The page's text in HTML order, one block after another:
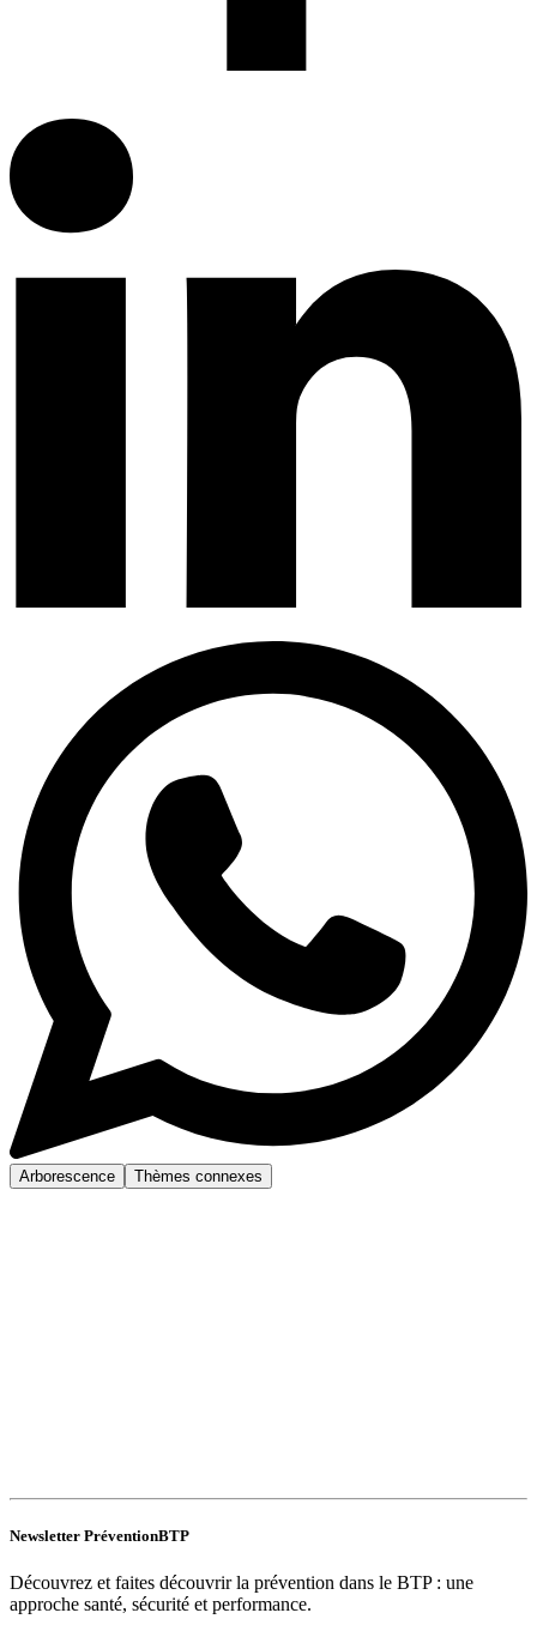
Arborescence Thèmes connexes
Newsletter PréventionBTP
Découvrez et faites découvrir la prévention dans le BTP : une
approche santé, sécurité et performance.